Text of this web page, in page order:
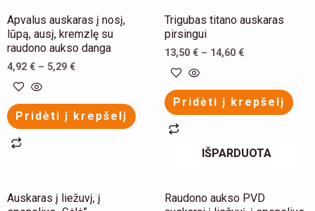
Apvalus auskaras į nosį,
lūpą, ausį, kremzlę su
raudono aukso danga
4,92 € – 5,29 €
Pridėti į krepšelį
This
product
has
multiple
variants.
The
options
Trigubas titano auskaras
pirsingui
13,50 € – 14,60 €
Pridėti į krepšelį
This
product
has
multiple
variants.
Auskaras į liežuvį, į
This
IŠPARDUOTA
Raudono aukso PVD
This